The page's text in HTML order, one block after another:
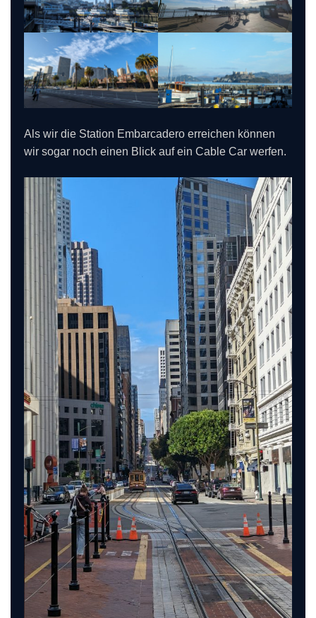
Als wir die Station Embarcadero erreichen können
wir sogar noch einen Blick auf ein Cable Car werfen.